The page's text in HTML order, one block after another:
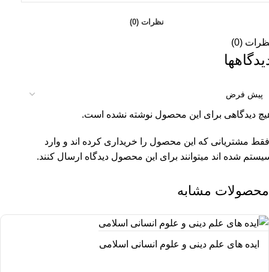
نظرات (0)
(0)
دیدگاهی برای این محصول نوشته نشده است.
مشتریانی که این محصول را خریداری کرده اند و وارد
شده اند میتوانند برای این محصول دیدگاه ارسال کنند.
محصولات مشابه
ایده های علم دینی و علوم انسانی اسلامی